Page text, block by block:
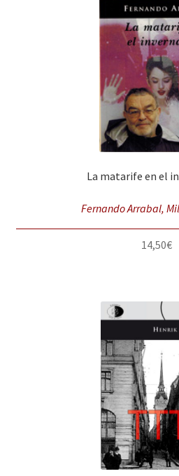
La matarife en el
Fernando Arrabal,
14,50€